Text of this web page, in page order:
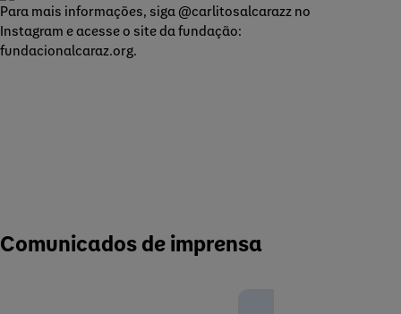
Para mais informações, siga @carlitosalcarazz no
Instagram e acesse o site da fundação:
fundacionalcaraz.org.
Comunicados de imprensa